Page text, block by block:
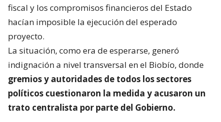
fiscal y los compromisos financieros del Estado
hacían imposible la ejecución del esperado
proyecto.
La situación, como era de esperarse, generó
indignación a nivel transversal en el Biobío, donde
gremios y autoridades de todos los sectores
políticos cuestionaron la medida y acusaron un
trato centralista por parte del Gobierno.